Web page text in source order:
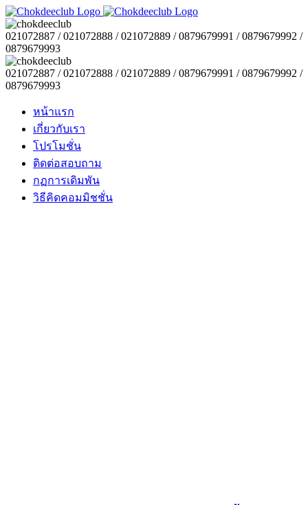
021072887 / 021072888 / 021072889 / 0879679991 / 0879679992 /
0879679993
021072887 / 021072888 / 021072889 / 0879679991 / 0879679992 /
0879679993
หน้าแรก
เกี่ยวกับเรา
โปรโมชั่น
ติดต่อสอบถาม
กฏการเดิมพัน
วิธีคิดคอมมิชชั่น